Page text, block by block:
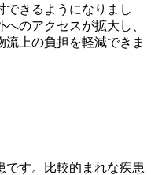
できるようになりまし
のアクセスが拡大し、
上の負担を軽減できま
です。比較的まれな疾患